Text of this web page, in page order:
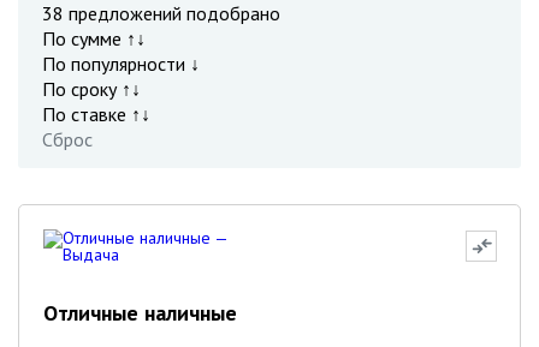
38 предложений подобрано
По сумме ↑↓
По популярности ↓
По сроку ↑↓
По ставке ↑↓
Сброс
Отличные наличные